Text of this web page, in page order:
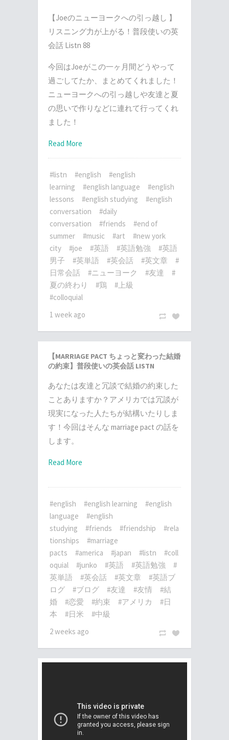
【Joeのニューヨークへの引っ越し 】
リスニング力が上がる！普段使いの英
会話 Listn 88
今回はJoeがこの一ヶ月間どうやって
過ごしてたか、まとめてくれました！
ニューヨークへの引っ越しや友達と夏
の思いで作りなどに連れて行ってくれ
ました！
Read More
#listn #english
#english
learning
#english language
#english
lessons
#english studying
#english
conversation
#daily
conversation
#friends
#end of
summer
#music #art
#new york
city
#joe #英語 #英語勉強
#英語
男子
#英単語 #英会話 #英文章
#
日常会話
#ニューヨーク #友達
#
夏の終わり
#鶏
#上級
#colloquial
1 week ago
【MARRIAGE PACT ちょっと変わった結婚
の約束】普段使いの英会話 LISTN
あなたは友達と冗談で結婚の約束した
ことありますか？アメリカでは冗談が
現実になった人たちが結構いたりしま
す！今回はそんな marriage pact の話を
します。
Read More
#english #english learning
#english
language
#english
studying
#friends #friendship
#rela
tionships
#marriage
pacts
#america #japan #listn
#coll
oquial
#junko #英語 #英語勉強
#
英単語
#英会話 #英文章
#英語ブ
ログ
#ブログ #友達 #友情
#結
婚
#恋愛 #約束 #アメリカ
#日
本
#日米
#中級
2 weeks ago